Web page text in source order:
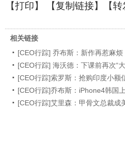
【打印】 【复制链接】【转
相关链接
[CEO行踪] 乔布斯：新作再惹麻
[CEO行踪] 海沃德：下课前再次“
[CEO行踪]索罗斯：抢购印度小额
[CEO行踪]乔布斯：iPhone4韩国
[CEO行踪]艾里森：甲骨文总裁成